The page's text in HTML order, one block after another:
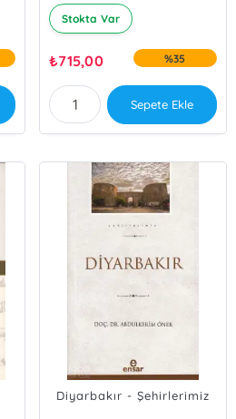
Stokta Var
₺715,00 %35
Sepete Ekle
Diyarbakır - Şehirlerimiz